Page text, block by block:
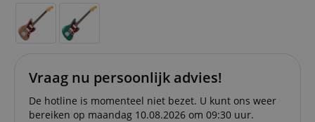
Vraag nu persoonlijk advies!
De hotline is momenteel niet bezet. U kunt ons weer
bereiken op maandag 10.08.2026 om 09:30 uur.